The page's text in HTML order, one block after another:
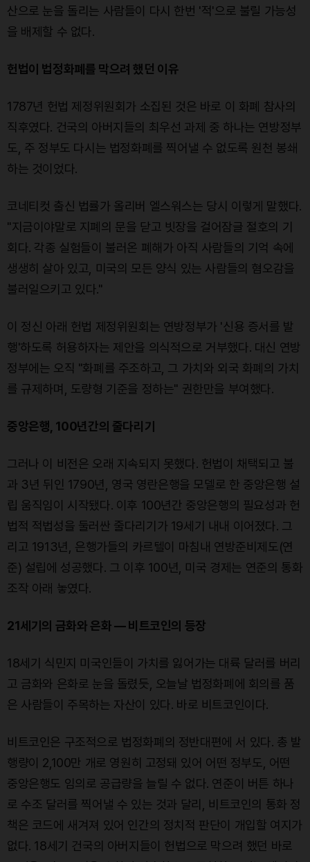
산으로 눈을 돌리는 사람들이 다시 한번 '적'으로 불릴 가능성
을 배제할 수 없다.
헌법이 법정화폐를 막으려 했던 이유
1787년 헌법 제정위원회가 소집된 것은 바로 이 화폐 참사의
직후였다. 건국의 아버지들의 최우선 과제 중 하나는 연방정부
도, 주 정부도 다시는 법정화폐를 찍어낼 수 없도록 원천 봉쇄
하는 것이었다.
코네티컷 출신 법률가 올리버 엘스워스는 당시 이렇게 말했다.
"지금이야말로 지폐의 문을 닫고 빗장을 걸어잠글 절호의 기
회다. 각종 실험들이 불러온 폐해가 아직 사람들의 기억 속에
생생히 살아 있고, 미국의 모든 양식 있는 사람들의 혐오감을
불러일으키고 있다."
이 정신 아래 헌법 제정위원회는 연방정부가 '신용 증서를 발
행'하도록 허용하자는 제안을 의식적으로 거부했다. 대신 연방
정부에는 오직 "화폐를 주조하고, 그 가치와 외국 화폐의 가치
를 규제하며, 도량형 기준을 정하는" 권한만을 부여했다.
중앙은행, 100년간의 줄다리기
그러나 이 비전은 오래 지속되지 못했다. 헌법이 채택되고 불
과 3년 뒤인 1790년, 영국 영란은행을 모델로 한 중앙은행 설
립 움직임이 시작됐다. 이후 100년간 중앙은행의 필요성과 헌
법적 적법성을 둘러싼 줄다리기가 19세기 내내 이어졌다. 그
리고 1913년, 은행가들의 카르텔이 마침내 연방준비제도(연
준) 설립에 성공했다. 그 이후 100년, 미국 경제는 연준의 통화
조작 아래 놓였다.
21세기의 금화와 은화 — 비트코인의 등장
18세기 식민지 미국인들이 가치를 잃어가는 대륙 달러를 버리
고 금화와 은화로 눈을 돌렸듯, 오늘날 법정화폐에 회의를 품
은 사람들이 주목하는 자산이 있다. 바로 비트코인이다.
비트코인은 구조적으로 법정화폐의 정반대편에 서 있다. 총 발
행량이 2,100만 개로 영원히 고정돼 있어 어떤 정부도, 어떤
중앙은행도 임의로 공급량을 늘릴 수 없다. 연준이 버튼 하나
로 수조 달러를 찍어낼 수 있는 것과 달리, 비트코인의 통화 정
책은 코드에 새겨져 있어 인간의 정치적 판단이 개입할 여지가
없다. 18세기 건국의 아버지들이 헌법으로 막으려 했던 바로